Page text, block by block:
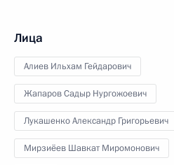
Лица
Алиев Ильхам Гейдарович
Жапаров Садыр Нургожоевич
Лукашенко Александр Григорьевич
Мирзиёев Шавкат Миромонович